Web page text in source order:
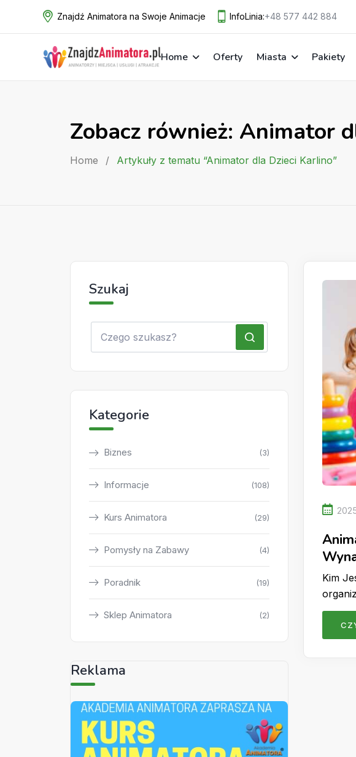
Znajdź Animatora na Swoje Animacje InfoLinia:+48 577 442 884
Home Oferty Miasta Pakiety
Zobacz również: Animator
Home / Artykuły z tematu “Animator dla Dzieci Karlino”
Kim
Szukaj
Kategorie
Biznes (3)
Informacje (108)
Kurs Animatora (29)
Pomysły na Zabawy (4)
Poradnik (19)
Sklep Animatora (2)
Reklama